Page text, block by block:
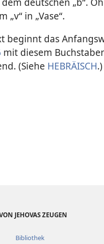
„v“ in „Vase“.
beginnt das
mit diesem
(Siehe HEBRÄISCH.)
JEHOVAS ZEUGEN
Bibliothek